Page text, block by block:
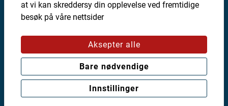
Valg for informasjonskapsler
Om Infotorg
Nyhetsbrev
at vi kan skreddersy din opplevelse ved fremtidige
besøk på våre nettsider
Aksepter alle
Bare nødvendige
Innstillinger